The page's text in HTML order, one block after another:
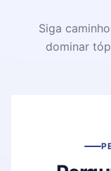
Siga
dominar